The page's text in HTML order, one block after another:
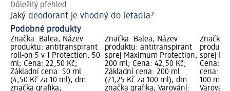
Důležitý přehled
Jaký deodorant je vhodný do letadla?
Podobné produkty
Značka: Balea; Název
produktu: antitranspirant
roll-on 5 v 1 Protection, 50
ml; Cena: 22,50 Kč;
Základní cena: 50 ml
(4,50 Kč za 10 ml); dm
značka grafika;
Značka: Balea; Název
produktu: antitranspirant
sprej Maximum Protection,
200 ml; Cena: 42,50 Kč;
Základní cena: 200 ml
(21,25 Kč za 100 ml); dm
značka grafika; Varování:
Značka:
sprej
Cena:
cena:
100 ml);